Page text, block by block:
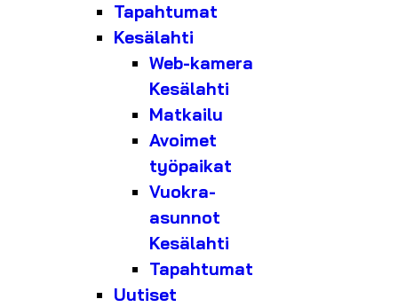
Tapahtumat
Kesälahti
Web-kamera
Kesälahti
Matkailu
Avoimet
työpaikat
Vuokra-
asunnot
Kesälahti
Tapahtumat
Uutiset